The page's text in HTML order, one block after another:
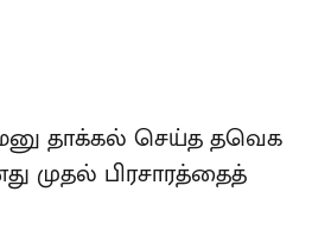
தாக்கல் செய்த தவெக
முதல் பிரசாரத்தைத்